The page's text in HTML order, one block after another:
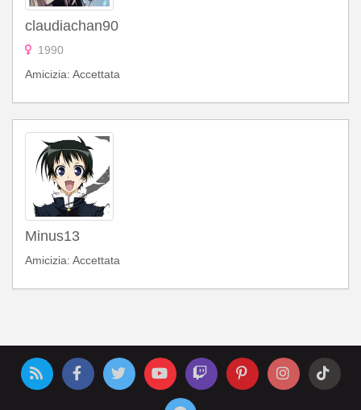
claudiachan90
1990
Amicizia: Accettata
Minus13
Amicizia: Accettata